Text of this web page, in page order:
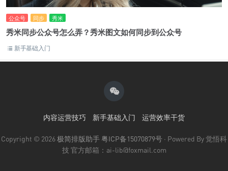
公众号 同步 秀米
秀米同步公众号怎么弄？秀米图文如何同步到公众号
新手基础入门
内容运营技巧 新手基础入门 运营效率干货
Copyright © 2026极简排版助手粤ICP备15070879号 · Powered By 觉悟科
技 官方邮箱：ai-lib@foxmail.com